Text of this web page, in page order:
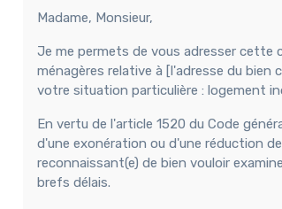
Madame, Monsieur,
Je me permets de vous adresser cette
ménagères relative à [l'adresse du
votre situation particulière : logement
En vertu de l'article 1520 du Code
d'une exonération ou d'une réduction
reconnaissant(e) de bien vouloir
brefs délais.